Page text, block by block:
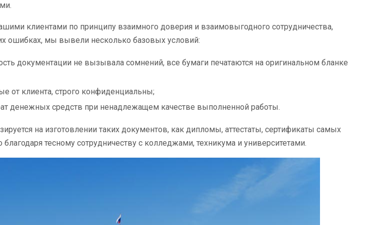
клиентами по принципу взаимного доверия и взаимовыгодного сотрудничества,
ошибках, мы вывели несколько базовых условий:
документации не вызывала сомнений, все бумаги печатаются на оригинальном бланке
от клиента, строго конфиденциальны;
денежных средств при ненадлежащем качестве выполненной работы.
на изготовлении таких документов, как дипломы, аттестаты, сертификаты самых
тесному сотрудничеству с колледжами, техникума и университетами.